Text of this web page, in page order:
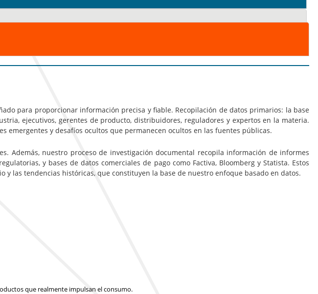
para proporcionar información precisa y fiable. Recopilación de datos primarios: la base
ejecutivos, gerentes de producto, distribuidores, reguladores y expertos en la materia.
y desafíos ocultos que permanecen ocultos en las fuentes públicas.
Además, nuestro proceso de investigación documental recopila información de informes
y bases de datos comerciales de pago como Factiva, Bloomberg y Statista. Estos
las tendencias históricas, que constituyen la base de nuestro enfoque basado en datos.
que realmente impulsan el consumo.